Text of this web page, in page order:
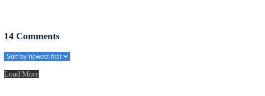
14 Comments
Load More